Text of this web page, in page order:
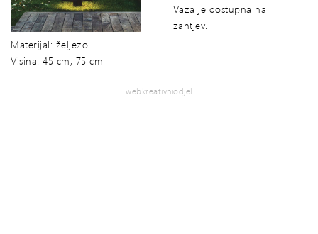
Materijal: željezo
Visina: 45 cm, 75 cm
Vaza je dostupna na
zahtjev.
webkreativniodjel